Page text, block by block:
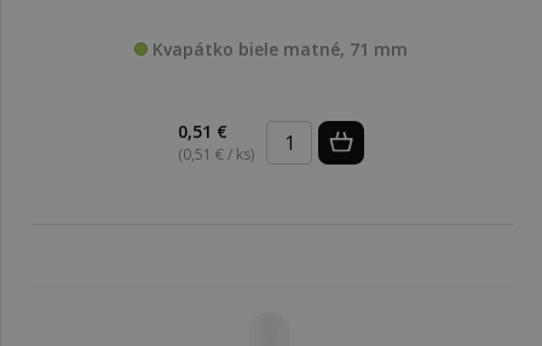
Kvapátko biele matné, 71 mm
0,51 €
(0,51 € / ks)